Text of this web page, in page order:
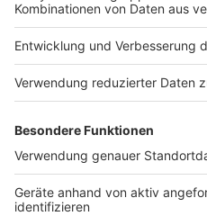
Jobs
Presse
Werben
Archiv
ANTENNE BAYERN GROUP
Stiftung ANTENNE BAYERN